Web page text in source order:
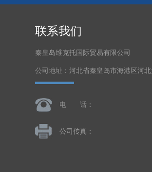
联系我们
秦皇岛维克托国际贸易有限公司
公司地址：河北省秦皇岛市海港区河
电 话：
公司传真：